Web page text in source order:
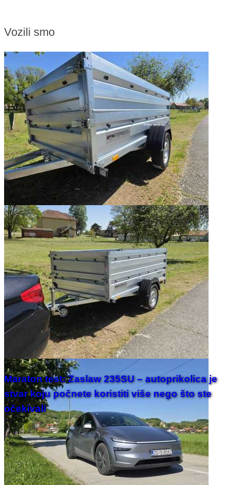
Vozili smo
Maraton test: Zaslaw 235SU – autoprikolica je
stvar koju počnete koristiti više nego što ste
očekivali